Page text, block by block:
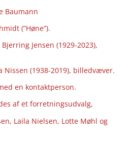
Baumann
(”Høne”).
Jensen (1929-2023),
Nissen (1938-2019), billedvæver.
en kontaktperson.
af et forretningsudvalg,
Laila Nielsen, Lotte Møhl og